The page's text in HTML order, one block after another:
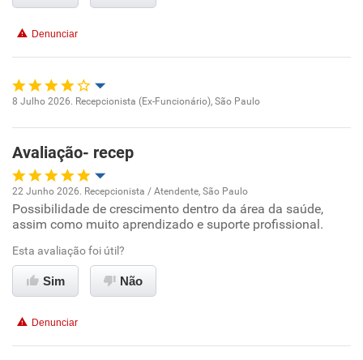
Benefícios
Recomenda esta empresa
Denunciar
Ambiente de trabalho
Conciliação com a vida familiar
Recomenda esta empresa
8 Julho 2026. Recepcionista (Ex-Funcionário), São Paulo
Avaliação- recep
Oportunidade de promoção
Ambiente de trabalho
Conciliação com a vida familiar
22 Junho 2026. Recepcionista / Atendente, São Paulo
Possibilidade de crescimento dentro da área da saúde,
assim como muito aprendizado e suporte profissional.
Esta avaliação foi útil?
Sim Não
Denunciar